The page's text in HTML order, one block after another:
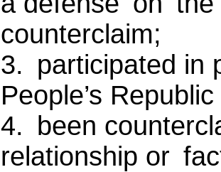
counterclaim;
3. participated in
People’s
4. been
relationship or